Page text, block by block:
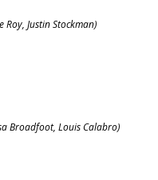
Roy, Justin Stockman)
Broadfoot, Louis Calabro)